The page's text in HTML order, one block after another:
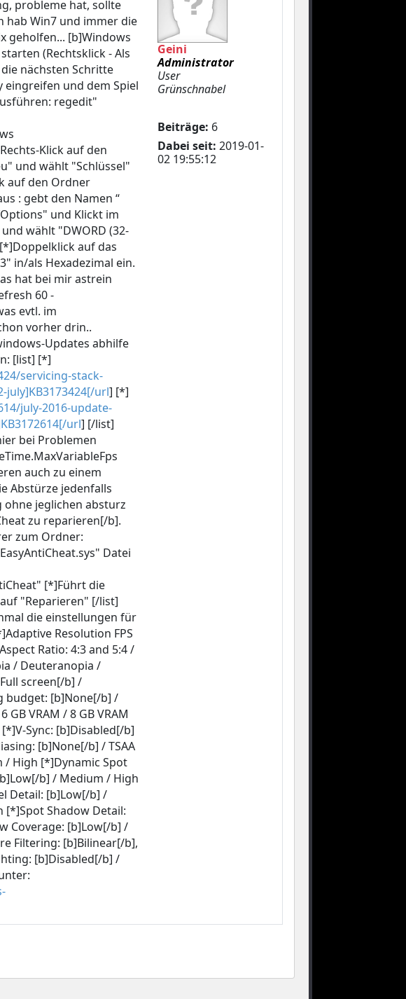
probleme hat, sollte
hab Win7 und immer die
geholfen... [b]Windows
(Rechtsklick - Als
nächsten Schritte
und dem Spiel
regedit"
Klick auf den
und wählt "Schlüssel"
auf den Ordner
: gebt den Namen “
und Klickt im
wählt "DWORD (32-
auf das
in/als Hexadezimal ein.
hat bei mir astrein
60 -
evtl. im
vorher drin..
Updates abhilfe
[list] [*]
servicing-stack-
july]KB3173424[/url] [*]
july-2016-update-
url] [/list]
bei Problemen
auch zu einem
Abstürze jedenfalls
ohne jeglichen absturz
zu reparieren[/b].
zum Ordner:
Datei
[*]Führt die
"Reparieren" [/list]
die einstellungen für
Resolution FPS
Ratio: 4:3 and 5:4 /
/ Deuteranopia /
screen[/b] /
budget: [b]None[/b] /
GB VRAM / 8 GB VRAM
Sync: [b]Disabled[/b]
[b]None[/b] / TSAA
/ High [*]Dynamic Spot
b] / Medium / High
Detail: [b]Low[/b] /
Shadow Detail:
Coverage: [b]Low[/b] /
Filtering: [b]Bilinear[/b],
[b]Disabled[/b] /
Geini
Administrator
User
Grünschnabel
Beiträge: 6
Dabei seit: 2019-01-
02 19:55:12